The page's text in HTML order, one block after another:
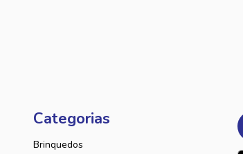
Categorias
Brinquedos